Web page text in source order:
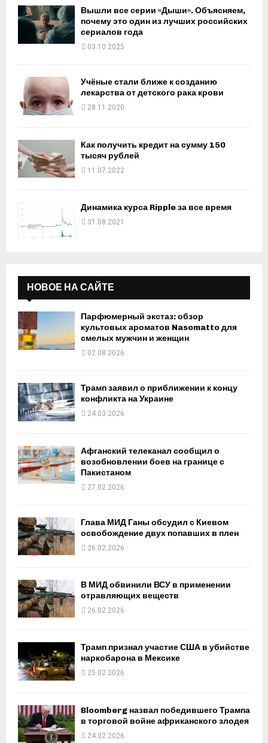
Вышли все серии «Дыши». Объясняем,
почему это один из лучших российских
сериалов года
03.10.2025
Учёные стали ближе к созданию
лекарства от детского рака крови
28.11.2020
Как получить кредит на сумму 150
тысяч рублей
11.07.2022
Динамика курса Ripple за все время
31.08.2021
НОВОЕ НА САЙТЕ
Парфюмерный экстаз: обзор
культовых ароматов Nasomatto для
смелых мужчин и женщин
02.08.2026
Трамп заявил о приближении к концу
конфликта на Украине
24.03.2026
Афганский телеканал сообщил о
возобновлении боев на границе с
Пакистаном
27.02.2026
Глава МИД Ганы обсудил с Киевом
освобождение двух попавших в плен
26.02.2026
В МИД обвинили ВСУ в применении
отравляющих веществ
26.02.2026
Трамп признал участие США в убийстве
наркобарона в Мексике
25.02.2026
Bloomberg назвал победившего Трампа
в торговой войне африканского злодея
24.02.2026